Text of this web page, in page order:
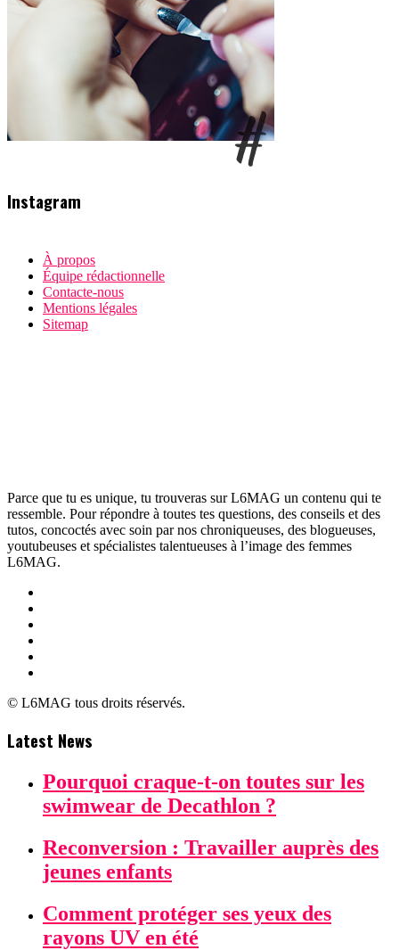
Instagram
À propos
Équipe rédactionnelle
Contacte-nous
Mentions légales
Sitemap
Parce que tu es unique, tu trouveras sur L6MAG un contenu qui te
ressemble. Pour répondre à toutes tes questions, des conseils et des
tutos, concoctés avec soin par nos chroniqueuses, des blogueuses,
youtubeuses et spécialistes talentueuses à l’image des femmes
L6MAG.
© L6MAG tous droits réservés.
Latest News
Pourquoi craque-t-on toutes sur les
swimwear de Decathlon ?
Reconversion : Travailler auprès des
jeunes enfants
Comment protéger ses yeux des
rayons UV en été